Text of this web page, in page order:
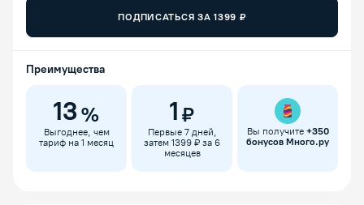
ПОДПИСАТЬСЯ ЗА1399 ₽
Преимущества
13 %
Выгоднее, чем
тариф на 1 месяц
1 ₽
Первые 7 дней,
затем 1399 ₽ за 6
месяцев
Вы получите +350
бонусов Много.ру